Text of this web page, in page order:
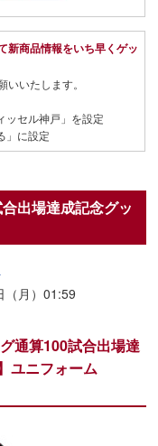
新商品情報をいち早くゲッ
いたします。
ッセル神戸」を設定
」に設定
出場達成記念グッ
（月）01:59
通算100試合出場達
ユニフォーム